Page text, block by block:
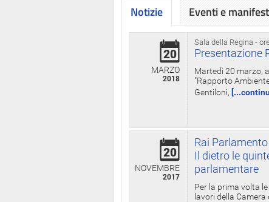
Notizie
Sala della Regina -
20
MARZO
2018
Presentazione
Martedì 20 marzo,
"Rapporto
Gentiloni,
20
NOVEMBRE
2017
Rai
Il dietro le
parlamentare
Per la prima volta
lavori della
Eventi e